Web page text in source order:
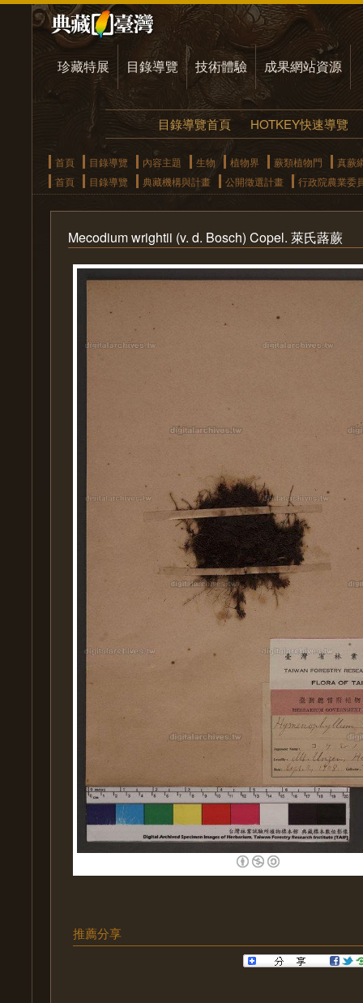
珍藏特展 目錄導覽 技術體驗 成果網站資源
目錄導覽首頁 HOTKEY快速導覽
首頁 目錄導覽 內容主題 生物 植物界 蕨類植物門
真蕨
首頁
目錄導覽 典藏機構與計畫 公開徵選計畫 行政院農業委
Mecodium wrightii (v. d. Bosch) Copel. 萊氏蕗蕨
推薦分享